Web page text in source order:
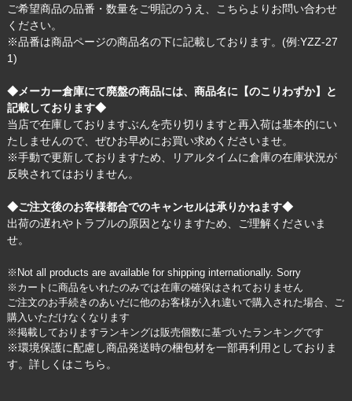
ご希望商品の品番・数量をご明記のうえ、
こちら よりお問い合わせ
ください。
※品番は商品ページの商品名の下に記載しております。(例:YZZ-27
1)
◆メーカー倉庫にて廃盤の商品には、商品名に【のこりわずか】と
記載しております◆
当店で在庫しておりますぶんを売り切りますと再入荷は基本的にい
たしませんので、ぜひお早めにお買い求めくださいませ。
※手動で更新しておりますため、リアルタイムに倉庫の在庫状況が
反映されてはおりません。
◆ご注文後のお客様都合でのキャンセルは承りかねます◆
出荷の遅れやトラブルの原因となりますため、ご理解くださいま
せ。
※Not all products are available for shipping internationally. Sorry
※カートに商品をいれたのみでは在庫の確保はされておりません
ご注文のお手続きのあいだに他のお客様が入れ違いで購入された場合、ご
購入いただけなくなります
※掲載しておりますランキングは販売個数に基づいたランキングです
※環境保護に配慮し商品発送時の梱包材を一部再利用としておりま
す。詳しくはこちら 。